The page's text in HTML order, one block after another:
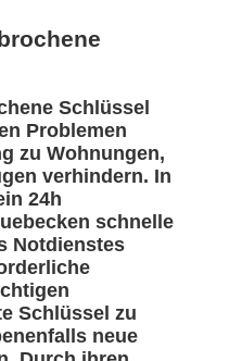
Schlüssel
Problemen
zu Wohnungen,
verhindern. In
24h
schnelle
Notdienstes
Schlüssel zu
neue